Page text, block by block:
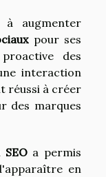
à augmenter
pour ses
des
interaction
réussi à créer
des marques
a permis
en